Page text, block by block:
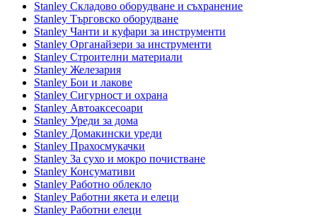
Stanley Складово оборудване и съхранение
Stanley Търговско оборудване
Stanley Чанти и куфари за инструменти
Stanley Органайзери за инструменти
Stanley Строителни материали
Stanley Железария
Stanley Бои и лакове
Stanley Сигурност и охрана
Stanley Автоаксесоари
Stanley Уреди за дома
Stanley Домакински уреди
Stanley Прахосмукачки
Stanley За сухо и мокро почистване
Stanley Консумативи
Stanley Работно облекло
Stanley Работни якета и елеци
Stanley Работни елеци